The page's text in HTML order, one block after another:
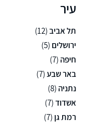
עיר
תל אביב(12)
ירושלים (5)
חיפה (7)
באר שבע(7)
נתניה (8)
אשדוד(7)
רמת גן (7)